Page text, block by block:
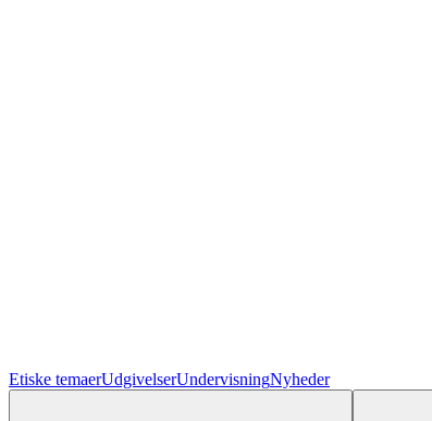
Etiske temaerUdgivelserUndervisningNyheder